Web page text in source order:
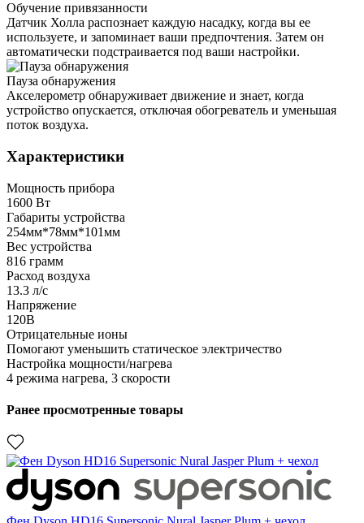
Обучение привязанности
Датчик Холла распознает каждую насадку, когда вы ее
используете, и запоминает ваши предпочтения. Затем он
автоматически подстраивается под ваши настройки.
Пауза обнаружения
Акселерометр обнаруживает движение и знает, когда
устройство опускается, отключая обогреватель и уменьшая
поток воздуха.
Характеристики
Мощность прибора
1600 Вт
Габариты устройства
254мм*78мм*101мм
Вес устройства
816 грамм
Расход воздуха
13.3 л/с
Напряжение
120В
Отрицательные ионы
Помогают уменьшить статическое электричество
Настройка мощности/нагрева
4 режима нагрева, 3 скорости
Ранее просмотренные товары